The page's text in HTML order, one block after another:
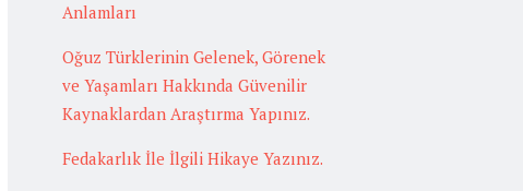
Anlamları
Oğuz Türklerinin Gelenek, Görenek
ve Yaşamları Hakkında Güvenilir
Kaynaklardan Araştırma Yapınız.
Fedakarlık İle İlgili Hikaye Yazınız.